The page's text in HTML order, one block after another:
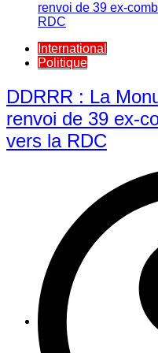
International
Politique
DDRRR : La
renvoi de 39 ex-
vers la RDC